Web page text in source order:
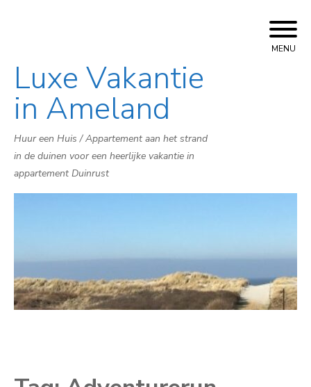
Skip
to
content
Luxe Vakantie
in Ameland
Huur een Huis / Appartement aan het strand
in de duinen voor een heerlijke vakantie in
appartement Duinrust
MENU